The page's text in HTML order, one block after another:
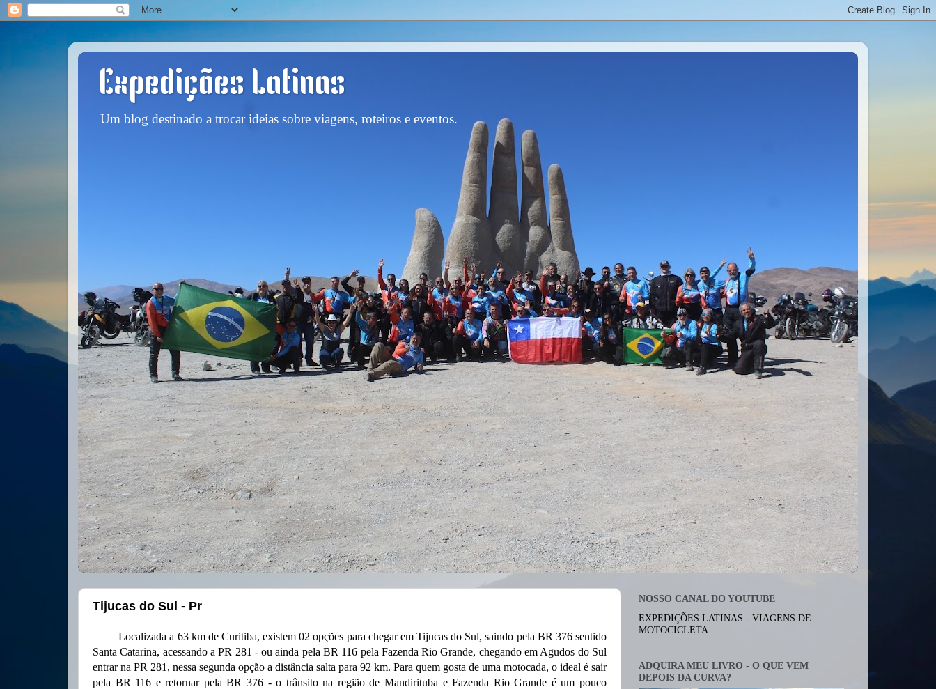
Expedições Latinas
Um blog destinado a trocar ideias sobre viagens, roteiros e eventos.
Tijucas do Sul - Pr
Localizada a 63 km de Curitiba, existem 02 opções para chegar em Tijucas do Sul, saindo pela BR 376 sentido
Santa Catarina, acessando a PR 281 - ou ainda pela BR 116 pela Fazenda Rio Grande, chegando em Agudos do Sul
entrar na PR 281, nessa segunda opção a distância salta para 92 km. Para quem gosta de uma motocada, o ideal é sair
pela BR 116 e retornar pela BR 376 - o trânsito na região de Mandirituba e Fazenda Rio Grande é um pouco
NOSSO CANAL DO YOUTUBE
EXPEDIÇÕES LATINAS - VIAGENS DE
MOTOCICLETA
ADQUIRA MEU LIVRO - O QUE VEM
DEPOIS DA CURVA?